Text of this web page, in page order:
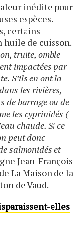
inédite pour
espèces.
certains
huile de cuisson.
truite, omble
impactées par
S’ils en ont la
les rivières,
de barrage ou de
les cyprinidés (
chaude. Si ce
peut donc
salmonidés et
Jean-François
La Maison de la
de Vaud.
elles